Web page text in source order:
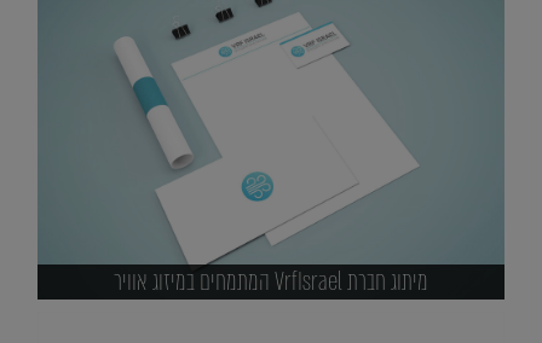
מיתוג חברת VrfIsrael המתמחים במיזוג אוויר